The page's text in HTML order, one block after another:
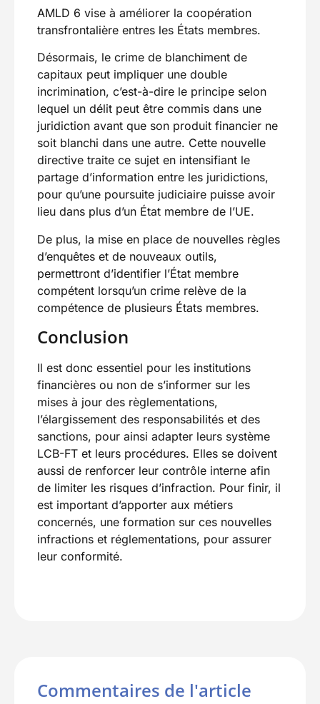
AMLD 6 vise à améliorer la coopération
transfrontalière entres les États membres.
Désormais, le crime de blanchiment de
capitaux peut impliquer une double
incrimination, c’est-à-dire le principe selon
lequel un délit peut être commis dans une
juridiction avant que son produit financier ne
soit blanchi dans une autre. Cette nouvelle
directive traite ce sujet en intensifiant le
partage d’information entre les juridictions,
pour qu’une poursuite judiciaire puisse avoir
lieu dans plus d’un État membre de l’UE.
De plus, la mise en place de nouvelles règles
d’enquêtes et de nouveaux outils,
permettront d’identifier l’État membre
compétent lorsqu’un crime relève de la
compétence de plusieurs États membres.
Conclusion
Il est donc essentiel pour les institutions
financières ou non de s’informer sur les
mises à jour des règlementations,
l’élargissement des responsabilités et des
sanctions, pour ainsi adapter leurs système
LCB-FT et leurs procédures. Elles se doivent
aussi de renforcer leur contrôle interne afin
de limiter les risques d’infraction. Pour finir, il
est important d’apporter aux métiers
concernés, une formation sur ces nouvelles
infractions et réglementations, pour assurer
leur conformité.
Commentaires de l'article